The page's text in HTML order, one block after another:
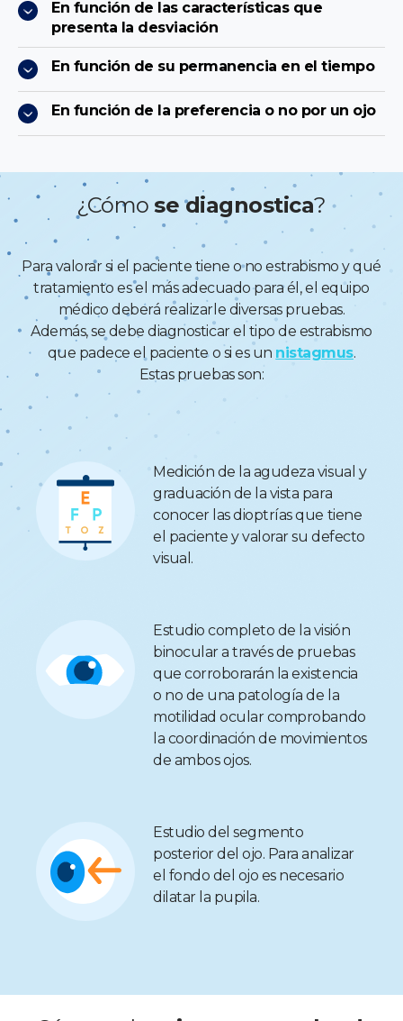
En función de las características que
presenta la desviación
En función de su permanencia en el tiempo
En función de la preferencia o no por un ojo
¿Cómose diagnostica?
Para valorar si el paciente tiene o no estrabismo y qué
tratamiento es el más adecuado para él, el equipo
médico deberá realizarle diversas pruebas.
Además, se debe diagnosticar el tipo de estrabismo
que padece el paciente o si es un nistagmus.
Estas pruebas son:
Medición de la agudeza visual y
graduación de la vista para
conocer las dioptrías que tiene
el paciente y valorar su defecto
visual.
Estudio completo de la visión
binocular a través de pruebas
que corroborarán la existencia
o no de una patología de la
motilidad ocular comprobando
la coordinación de movimientos
de ambos ojos.
Estudio del segmento
posterior del ojo. Para analizar
el fondo del ojo es necesario
dilatar la pupila.